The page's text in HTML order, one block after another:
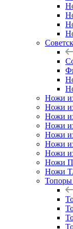
Ножи
Ножи
Ножи
Ножи
Ножи
Ножи
Ножи
Ножи
Ножи
Топоры